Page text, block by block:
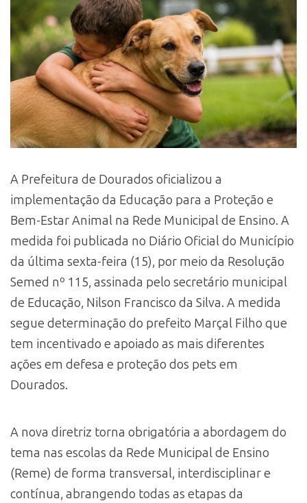
A Prefeitura de Dourados oficializou a
implementação da Educação para a Proteção e
Bem-Estar Animal na Rede Municipal de Ensino. A
medida foi publicada no Diário Oficial do Município
da última sexta-feira (15), por meio da Resolução
Semed nº 115, assinada pelo secretário municipal
de Educação, Nilson Francisco da Silva. A medida
segue determinação do prefeito Marçal Filho que
tem incentivado e apoiado as mais diferentes
ações em defesa e proteção dos pets em
Dourados.
A nova diretriz torna obrigatória a abordagem do
tema nas escolas da Rede Municipal de Ensino
(Reme) de forma transversal, interdisciplinar e
contínua, abrangendo todas as etapas da